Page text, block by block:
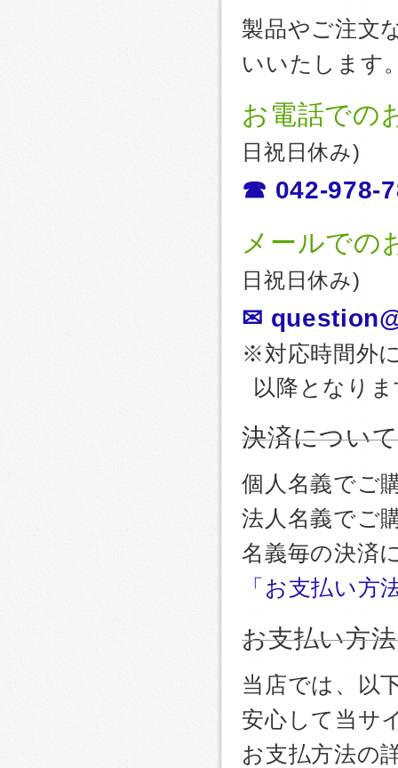
製品やご注文
いいたします
お電話での
日祝日休み)
☎ 042-978-
メールでの
日祝日休み)
✉
※対応時間外
以降となり
決済について
個人名義でご
法人名義でご
名義毎の決済
「お支払い方
お支払い方
当店では、以
安心して当サ
お支払方法の